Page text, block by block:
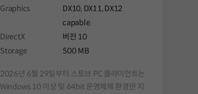
Graphics
DX10, DX11, DX12
capable.
DirectX
버전 10
Storage
500 MB
2026년 6월 29일부터 스토브 PC 클라이언트는
Windows 10 이상 및 64bit 운영체제 환경만 지